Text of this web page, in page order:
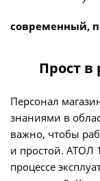
современный,
Прост в
Персонал
знаниями в
важно, чтобы
и простой. АТОЛ
процессе